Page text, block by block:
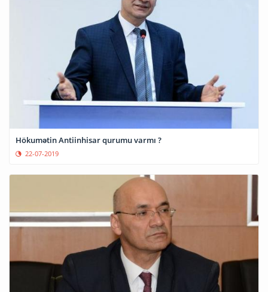
Hökumətin Antiinhisar qurumu varmı ?
22-07-2019